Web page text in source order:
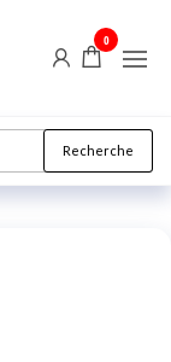
0
Recherche